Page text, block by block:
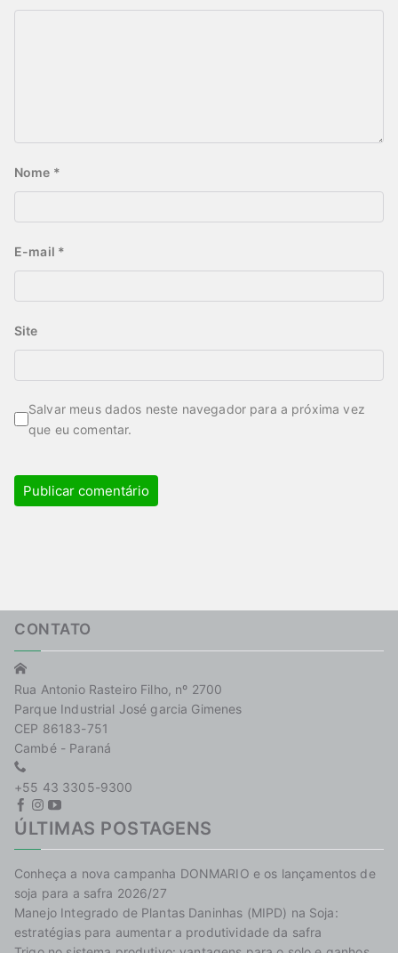
Nome *
E-mail *
Site
Salvar meus dados neste navegador para a próxima vez
que eu comentar.
CONTATO
Rua Antonio Rasteiro Filho, nº 2700
Parque Industrial José garcia Gimenes
CEP 86183-751
Cambé - Paraná
+55 43 3305-9300
ÚLTIMAS POSTAGENS
Conheça a nova campanha DONMARIO e os lançamentos de
soja para a safra 2026/27
Manejo Integrado de Plantas Daninhas (MIPD) na Soja:
estratégias para aumentar a produtividade da safra